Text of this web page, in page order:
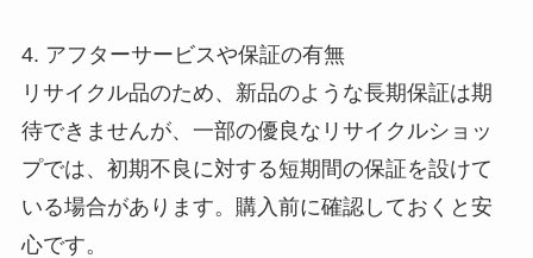
4. アフターサービスや保証の有無
リサイクル品のため、新品のような長期保証は期
待できませんが、一部の優良なリサイクルショッ
プでは、初期不良に対する短期間の保証を設けて
いる場合があります。購入前に確認しておくと安
心です。